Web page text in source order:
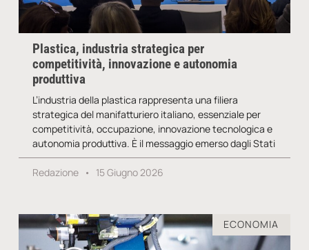
Plastica, industria strategica per
competitività, innovazione e autonomia
produttiva
L’industria della plastica rappresenta una filiera
strategica del manifatturiero italiano, essenziale per
competitività, occupazione, innovazione tecnologica e
autonomia produttiva. È il messaggio emerso dagli Stati
Redazione 15 Giugno 2026
ECONOMIA